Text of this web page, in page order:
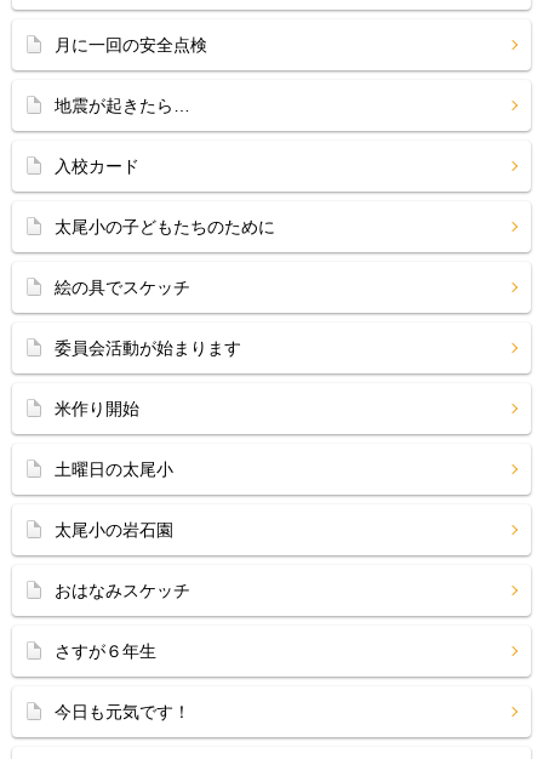
月に一回の安全点検
地震が起きたら…
入校カード
太尾小の子どもたちのために
絵の具でスケッチ
委員会活動が始まります
米作り開始
土曜日の太尾小
太尾小の岩石園
おはなみスケッチ
さすが６年生
今日も元気です！